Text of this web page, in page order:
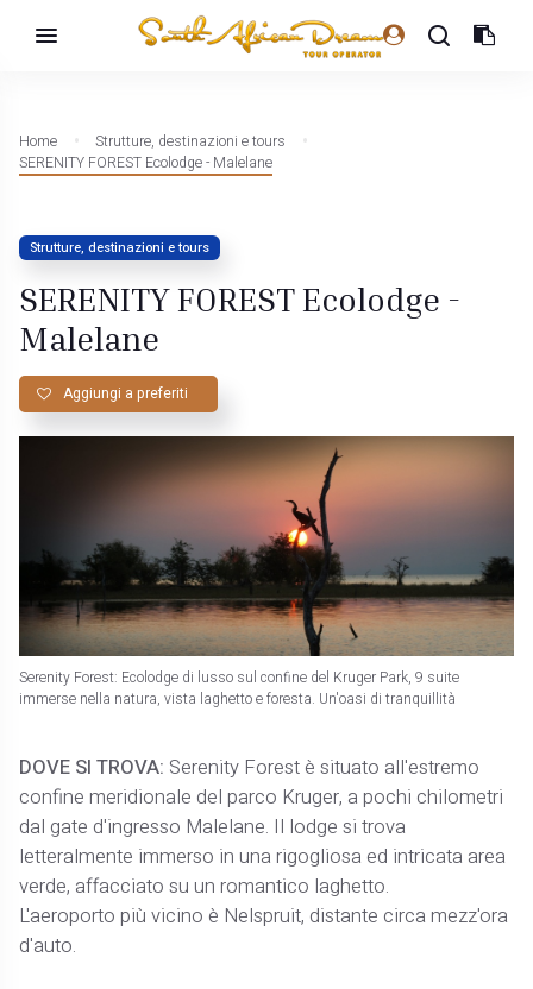
Home
Strutture, destinazioni e tours
SERENITY FOREST Ecolodge - Malelane
Strutture, destinazioni e tours
SERENITY FOREST Ecolodge -
Malelane
Aggiungi a preferiti
Serenity Forest: Ecolodge di lusso sul confine del Kruger Park, 9 suite
immerse nella natura, vista laghetto e foresta. Un'oasi di tranquillità
DOVE SI TROVA: Serenity Forest è situato all'estremo
confine meridionale del parco Kruger, a pochi chilometri
dal gate d'ingresso Malelane. Il lodge si trova
letteralmente immerso in una rigogliosa ed intricata area
verde, affacciato su un romantico laghetto.
L'aeroporto più vicino è Nelspruit, distante circa mezz'ora
d'auto.